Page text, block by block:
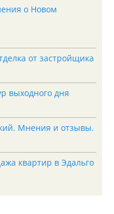
о Новом
от застройщика
выходного дня
Мнения и отзывы.
квартир в Эдальго